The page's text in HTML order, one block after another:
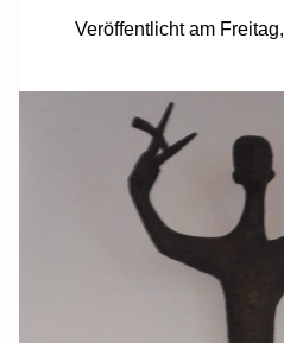
Veröffentlicht am